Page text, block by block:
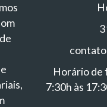
Horário de
7:30h às